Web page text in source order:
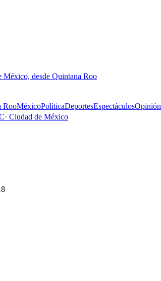
México, desde Quintana Roo
RooMéxicoPolíticaDeportesEspectáculosOpinión
· Ciudad de México